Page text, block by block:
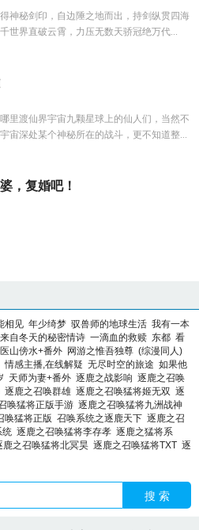
神秘剑印，自边陲之地而出，持剑纵贯四海
世界直破云霄，力压无数天骄冠绝万代...
里渡仙界宇宙九颗星球上的仙人们，当然不
宙深处某个神秘所在的战斗，更不知道整...
，复婚吧！
相见 年少绮梦 驭兽师的地球生活 我有一本
自冬天的秘密情诗 一滴血的救赎 东都 看
医山傍水+番外 网游之惟吾独尊 (综漫同人)
情感主播,在线解疑 无尽时空的旅途 如果他
天师为妻+番外 逐鹿之战影响 逐鹿之召唤
逐鹿之召唤群雄 逐鹿之召唤猛将姬无双 逐
唤猛将正版手游 逐鹿之召唤猛将九洲战神
唤猛将正版 召唤系统之逐鹿天下 逐鹿之召
统 逐鹿之召唤猛将李存孝 逐鹿之猛将系
鹿之召唤猛将北冥昊 逐鹿之召唤猛将TXT 逐
搜 索